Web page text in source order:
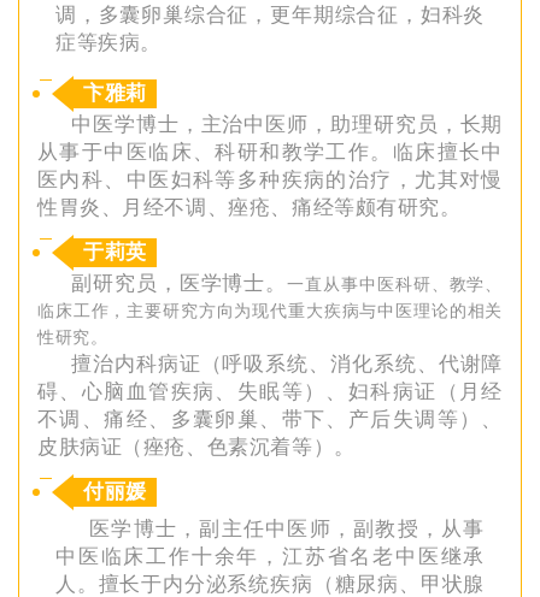
调，多囊卵巢综合征，更年期综合征，妇科炎
症等疾病。
卞雅莉
中医学博士，主治中医师，助理研究员，长期
从事于中医临床、科研和教学工作。临床擅长中
医内科、中医妇科等多种疾病的治疗，尤其对慢
性胃炎、月经不调、痤疮、痛经等颇有研究。
于莉英
副研究员，医学博士。一直从事中医科研、教学、
临床工作，主要研究方向为现代重大疾病与中医理论的相关
性研究。
擅治内科病证（呼吸系统、消化系统、代谢障
碍、心脑血管疾病、失眠等）、妇科病证（月经
不调、痛经、多囊卵巢、带下、产后失调等）、
皮肤病证（痤疮、色素沉着等）。
付丽媛
医学博士，副主任中医师，副教授，从事
中医临床工作十余年，江苏省名老中医继承
人。擅长于内分泌系统疾病（糖尿病、甲状腺